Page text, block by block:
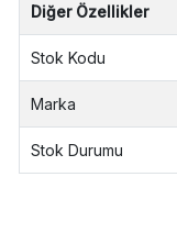
Diğer Özellikler
Stok Kodu
Marka
Stok Durumu